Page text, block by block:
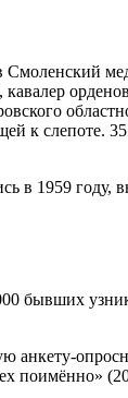
к слепоте.
в 1959 году,
бывших
анкету-
поимённо»